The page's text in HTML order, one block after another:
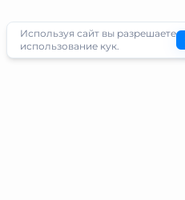
Используя сайт вы разрешаете
использование кук.